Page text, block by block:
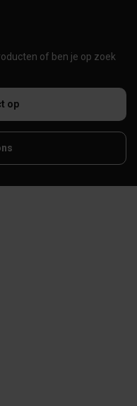
of ben je op zoek
op